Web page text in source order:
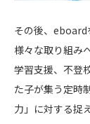
その後、eboard
様々な取り組み
学習支援、不登
た子が集う定時
力」に対する捉